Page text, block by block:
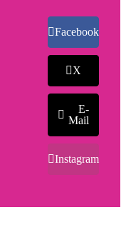
Facebook
X
E-
Mail
Instagram